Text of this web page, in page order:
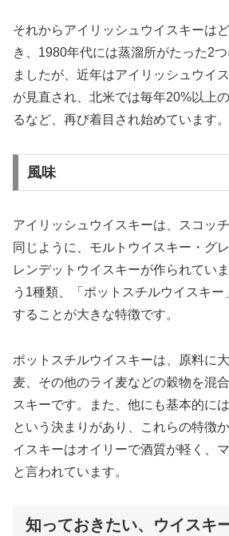
それからアイリッシュウイスキーは
き、1980年代には蒸溜所がたった2
ましたが、近年はアイリッシュウイ
が見直され、北米では毎年20%以上
るなど、再び着目され始めています。
風味
アイリッシュウイスキーは、スコッ
同じように、モルトウイスキー・グ
レンデットウイスキーが作られてい
う1種類、「ポットスチルウイスキ
することが大きな特徴です。
ポットスチルウイスキーは、原料に
麦、その他のライ麦などの穀物を混
スキーです。また、他にも基本的に
という決まりがあり、これらの特徴
イスキーはオイリーで酒質が軽く、
と言われています。
知っておきたい、ウイスキ